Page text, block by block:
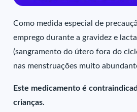
Como medida especial de
emprego durante a gravidez e
(sangramento do útero fora do
nas menstruações muito
Este medicamento é
crianças.